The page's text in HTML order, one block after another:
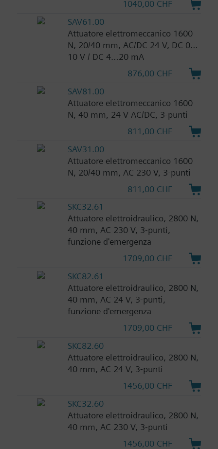
1040,00 CHF
SAV61.00
Attuatore elettromeccanico 1600
N, 20/40 mm, AC/DC 24 V, DC 0…
10 V / DC 4…20 mA
876,00 CHF
SAV81.00
Attuatore elettromeccanico 1600
N, 40 mm, 24 V AC/DC, 3-punti
811,00 CHF
SAV31.00
Attuatore elettromeccanico 1600
N, 20/40 mm, AC 230 V, 3-punti
811,00 CHF
SKC32.61
Attuatore elettroidraulico, 2800 N,
40 mm, AC 230 V, 3-punti,
funzione d'emergenza
1709,00 CHF
SKC82.61
Attuatore elettroidraulico, 2800 N,
40 mm, AC 24 V, 3-punti,
funzione d'emergenza
1709,00 CHF
SKC82.60
Attuatore elettroidraulico, 2800 N,
40 mm, AC 24 V, 3-punti
1456,00 CHF
SKC32.60
Attuatore elettroidraulico, 2800 N,
40 mm, AC 230 V, 3-punti
1456,00 CHF